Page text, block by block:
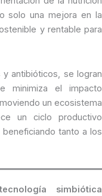
solo una mejora en la
y rentable para
antibióticos, se logran
minimiza el impacto
un ecosistema
un ciclo productivo
tanto a los
simbiótica